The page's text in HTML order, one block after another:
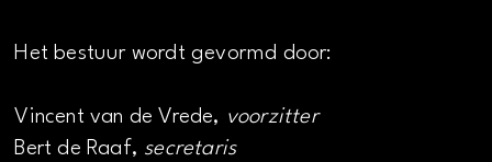
Het bestuur wordt gevormd door:
Vincent van de Vrede, voorzitter
Bert de Raaf, secretaris